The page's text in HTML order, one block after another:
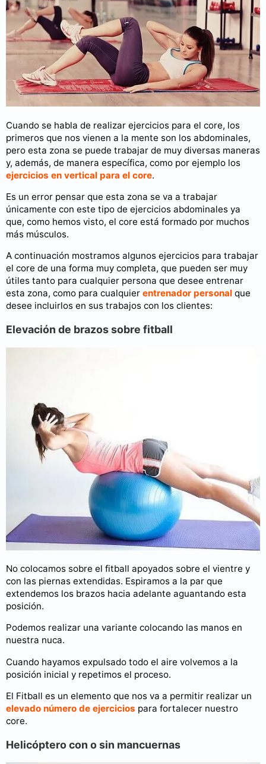
Cuando se habla de realizar ejercicios para el core, los
primeros que nos vienen a la mente son los abdominales,
pero esta zona se puede trabajar de muy diversas maneras
y, además, de manera específica, como por ejemplo los
ejercicios en vertical para el core.
Es un error pensar que esta zona se va a trabajar
únicamente con este tipo de ejercicios abdominales ya
que, como hemos visto, el core está formado por muchos
más músculos.
A continuación mostramos algunos ejercicios para trabajar
el core de una forma muy completa, que pueden ser muy
útiles tanto para cualquier persona que desee entrenar
esta zona, como para cualquier entrenador personal que
desee incluirlos en sus trabajos con los clientes:
Elevación de brazos sobre fitball
No colocamos sobre el fitball apoyados sobre el vientre y
con las piernas extendidas. Espiramos a la par que
extendemos los brazos hacia adelante aguantando esta
posición.
Podemos realizar una variante colocando las manos en
nuestra nuca.
Cuando hayamos expulsado todo el aire volvemos a la
posición inicial y repetimos el proceso.
El Fitball es un elemento que nos va a permitir realizar un
elevado número de ejercicios para fortalecer nuestro
core.
Helicóptero con o sin mancuernas